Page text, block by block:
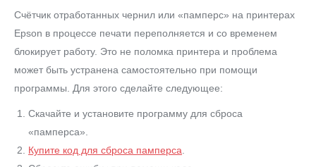
Счётчик отработанных чернил или «памперс» на принтерах
Epson в процессе печати переполняется и со временем
блокирует работу. Это не поломка принтера и проблема
может быть устранена самостоятельно при помощи
программы. Для этого сделайте следующее:
Скачайте и установите программу для сброса
«памперса».
Купите код для сброса памперса.